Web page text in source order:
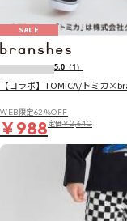
SALE
5.0 （1）
【コラボ】TOMICA/トミカ
WEB限定62％OFF
￥988定価￥2,640